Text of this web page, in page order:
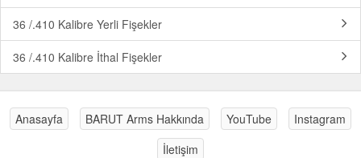
36 /.410 Kalibre Yerli Fişekler
36 /.410 Kalibre İthal Fişekler
Anasayfa BARUT Arms Hakkında YouTube
Instagram
İletişim